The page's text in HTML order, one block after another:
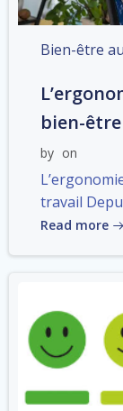
Bien-être
bien-
by on
travail
Read more